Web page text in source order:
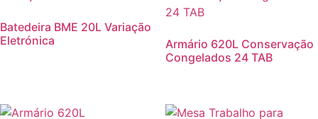
Batedeira BME 20L Variação
Eletrónica
Armário 620L Conservação
Congelados 24 TAB